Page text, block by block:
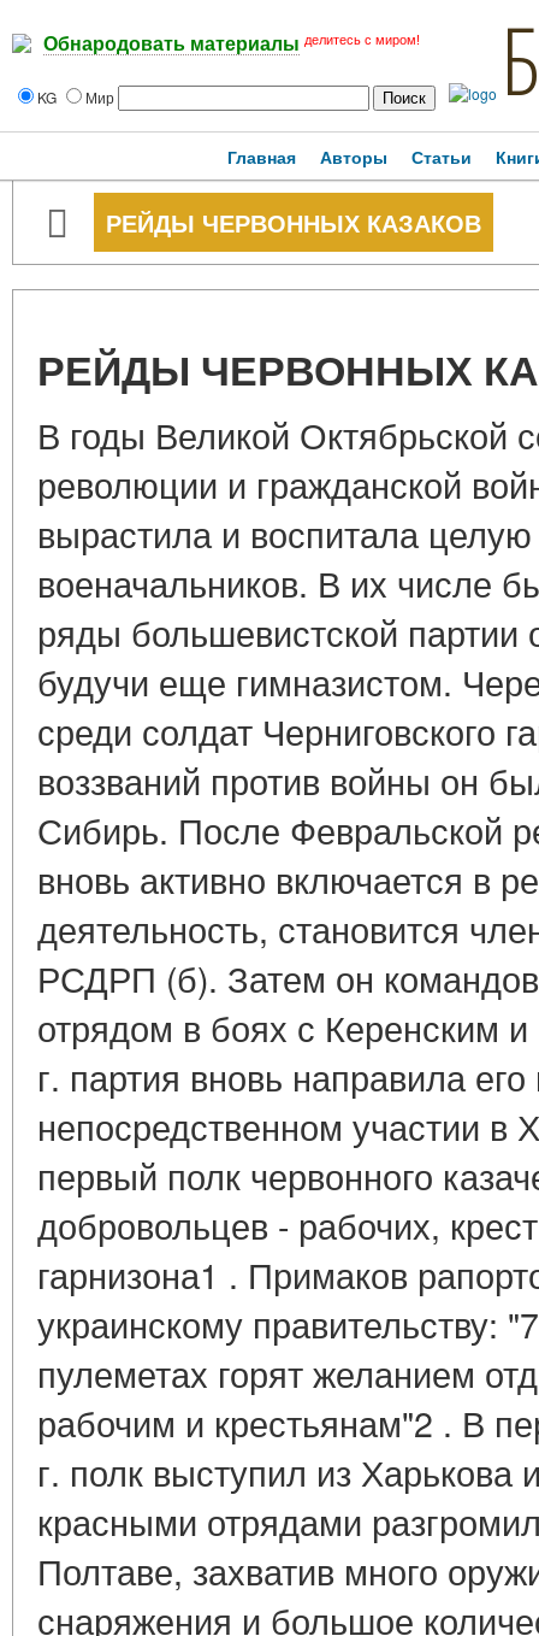
Обнародовать материалы делитесь с миром!
KG Мир
Главная Авторы Статьи
РЕЙДЫ ЧЕРВОННЫХ КАЗАКОВ
РЕЙДЫ ЧЕРВОННЫХ
В годы Великой Октябрьской
революции и гражданской
вырастила и воспитала
военачальников. В их числе
ряды большевистской партии
будучи еще гимназистом.
среди солдат Черниговского
воззваний против войны он
Сибирь. После Февральской
вновь активно включается в
деятельность, становится
РСДРП (б). Затем он
отрядом в боях с Керенским
г. партия вновь направила
непосредственном участии в
первый полк червонного
добровольцев - рабочих,
гарнизона1 . Примаков
украинскому правительству:
пулеметах горят желанием
рабочим и крестьянам"2 . В
г. полк выступил из Харькова
красными отрядами
Полтаве, захватив много
снаряжения и большое